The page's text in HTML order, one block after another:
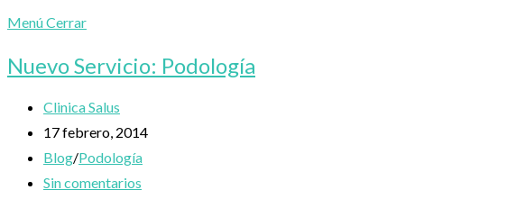
de
web
MenúCerrar
Nuevo Servicio: Podología
Autor
de
la
entrada:
Clinica Salus
Publicación
de
la
17 febrero, 2014
Categoría
de
Blog/Podología
Comentarios
Sin comentarios